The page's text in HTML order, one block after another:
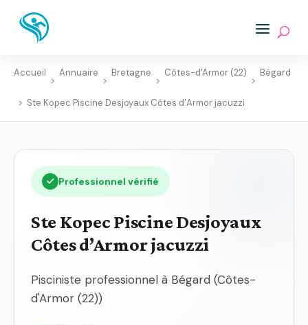
Accueil
>
Annuaire
>
Bretagne
>
Côtes-d'Armor (22)
>
Bégard
> Ste Kopec Piscine Desjoyaux Côtes d’Armor jacuzzi
Professionnel vérifié
Ste Kopec Piscine Desjoyaux
Côtes d’Armor jacuzzi
Pisciniste professionnel à Bégard (Côtes-
d'Armor (22))